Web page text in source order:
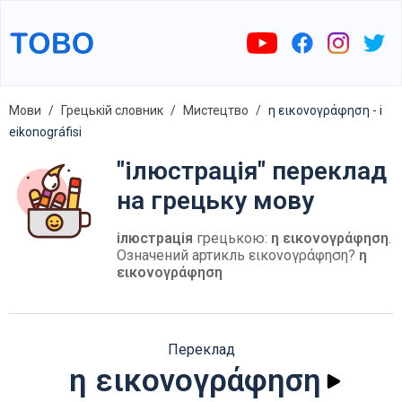
Мови Грецькій словник Мистецтво
η εικονογράφηση - i
eikonográfisi
"ілюстрація" переклад
на грецьку мову
ілюстрація грецькою: η εικονογράφηση.
Означений артикль εικονογράφηση? η
εικονογράφηση
Переклад
η εικονογράφηση